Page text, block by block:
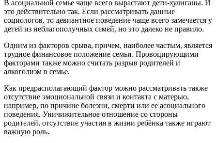
В асоциальной семье чаще всего вырастают дети-хулиганы. И
это действительно так. Если рассматривать данные
социологов, то девиантное поведение чаще всего замечается у
детей из неблагополучных семей, но это далеко не правило.
Одним из факторов срыва, причем, наиболее частым, является
трудное финансовое положение семьи. Провоцирующими
факторами также можно считать разрыв родителей и
алкоголизм в семье.
Как предрасполагающий фактор можно рассматривать также
отсутствие эмоциональной связи и контакта с матерью,
например, по причине болезни, смерти или ее асоциального
поведения. Уничижительное отношение со стороны
родителей, отсутствие участия в жизни ребёнка также играют
важную роль.